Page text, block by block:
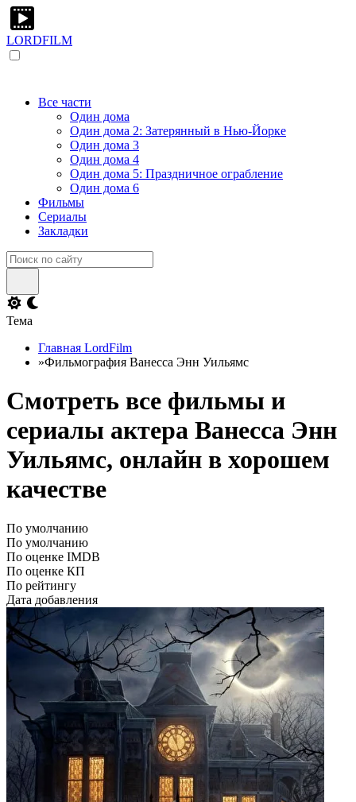
LORDFILM
Все части
Один дома
Один дома 2: Затерянный в Нью-Йорке
Один дома 3
Один дома 4
Один дома 5: Праздничное ограбление
Один дома 6
Фильмы
Сериалы
Закладки
Тема
Главная LordFilm
»Фильмография Ванесса Энн Уильямс
Смотреть все фильмы и
сериалы актера Ванесса Энн
Уильямс, онлайн в хорошем
качестве
По умолчанию
По умолчанию
По оценке IMDB
По оценке КП
По рейтингу
Дата добавления